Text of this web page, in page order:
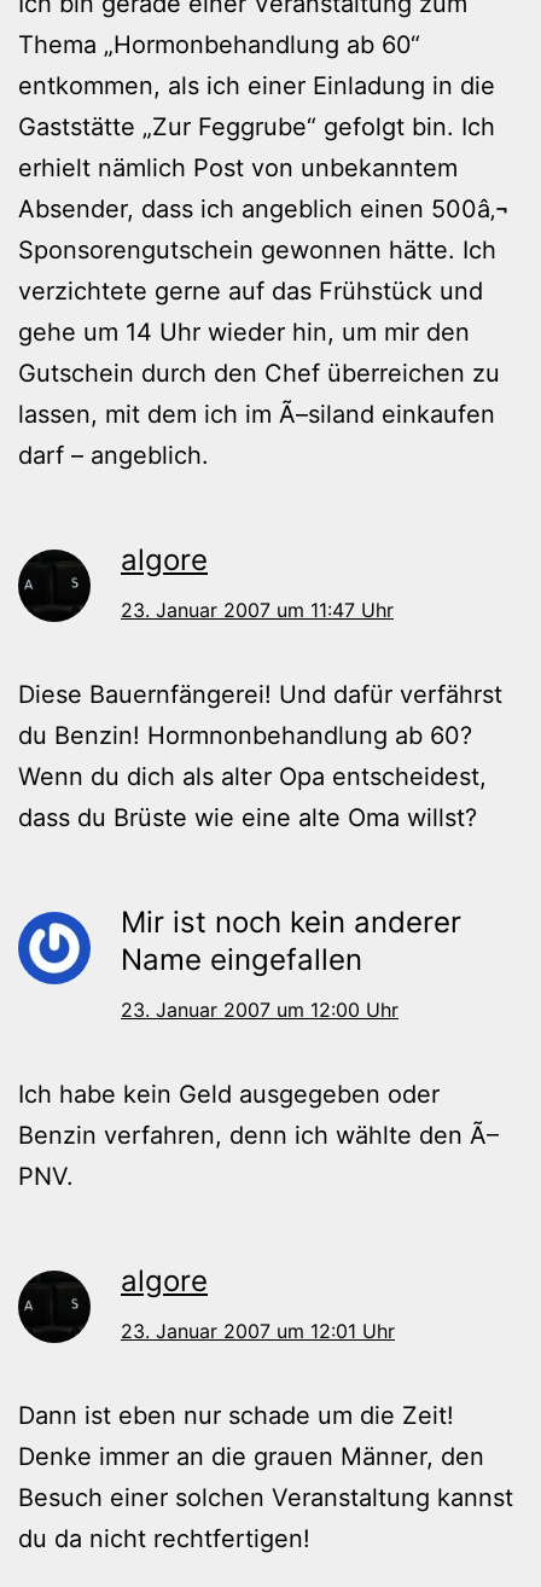
Thema „Hormonbehandlung ab 60“
entkommen, als ich einer Einladung in die
Gaststätte „Zur Feggrube“ gefolgt bin. Ich
erhielt nämlich Post von unbekanntem
Absender, dass ich angeblich einen 500â‚¬
Sponsorengutschein gewonnen hätte. Ich
verzichtete gerne auf das Frühstück und
gehe um 14 Uhr wieder hin, um mir den
Gutschein durch den Chef überreichen zu
lassen, mit dem ich im Ã–siland einkaufen
darf – angeblich.
algore
23. Januar 2007 um 11:47 Uhr
Diese Bauernfängerei! Und dafür verfährst
du Benzin! Hormnonbehandlung ab 60?
Wenn du dich als alter Opa entscheidest,
dass du Brüste wie eine alte Oma willst?
Mir ist noch kein anderer
Name eingefallen
23. Januar 2007 um 12:00 Uhr
Ich habe kein Geld ausgegeben oder
Benzin verfahren, denn ich wählte den Ã–
PNV.
algore
23. Januar 2007 um 12:01 Uhr
Dann ist eben nur schade um die Zeit!
Denke immer an die grauen Männer, den
Besuch einer solchen Veranstaltung kannst
du da nicht rechtfertigen!